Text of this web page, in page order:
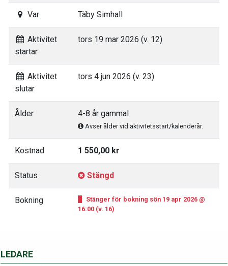
LEDARE
Var Täby Simhall
Aktivitet
startar
tors 19 mar 2026 (v. 12)
Aktivitet
slutar
tors 4 jun 2026 (v. 23)
Ålder 4-8 år gammal
Avser ålder vid aktivitetsstart/kalenderår.
Kostnad 1 550,00 kr
Status Stängd
Bokning
Stänger för bokning sön 19 apr 2026 @
16:00 (v. 16)